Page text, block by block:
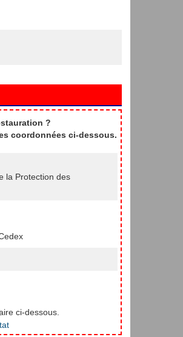
?
coordonnées ci-dessous.
la Protection des
ci-dessous.